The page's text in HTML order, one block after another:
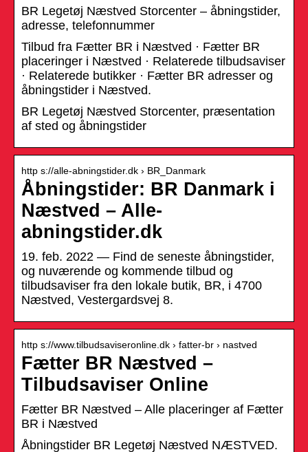
BR Legetøj Næstved Storcenter – åbningstider,
adresse, telefonnummer
Tilbud fra Fætter BR i Næstved · Fætter BR
placeringer i Næstved · Relaterede tilbudsaviser
· Relaterede butikker · Fætter BR adresser og
åbningstider i Næstved.
BR Legetøj Næstved Storcenter, præsentation
af sted og åbningstider
http s://alle-abningstider.dk › BR_Danmark
Åbningstider: BR Danmark i
Næstved – Alle-
abningstider.dk
19. feb. 2022 — Find de seneste åbningstider,
og nuværende og kommende tilbud og
tilbudsaviser fra den lokale butik, BR, i 4700
Næstved, Vestergardsvej 8.
http s://www.tilbudsaviseronline.dk › fatter-br › nastved
Fætter BR Næstved –
Tilbudsaviser Online
Fætter BR Næstved – Alle placeringer af Fætter
BR i Næstved
Åbningstider BR Legetøj Næstved NÆSTVED.